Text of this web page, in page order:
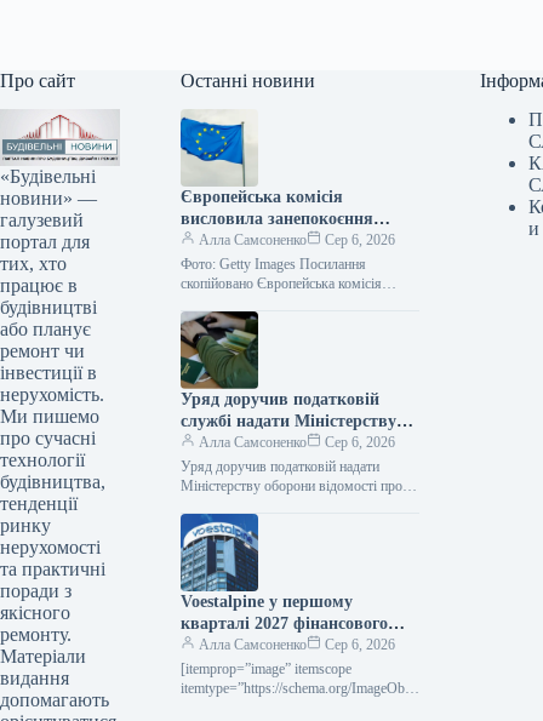
Про сайт
«Будівельні
новини» —
галузевий
портал для
тих, хто
працює в
будівництві
або планує
ремонт чи
інвестиції в
нерухомість.
Ми пишемо
про сучасні
технології
будівництва,
тенденції
ринку
нерухомості
та практичні
поради з
якісного
ремонту.
Матеріали
видання
допомагають
Останні новини
Європейська комісія
висловила занепокоєння
Румунії щодо її планів
відтермінувати закриття
вугільних електростанцій.
Алла Самсоненко
Сер 6, 2026
Фото: Getty Images Посилання
скопійовано Європейська комісія
відхилення від запланованого графіку
виведення з експлуатації
електростанцій, що…
Уряд доручив податковій
службі надати Міністерству
оборони інформацію про
чоловіків віком від 18 до 60
років.
Алла Самсоненко
Сер 6, 2026
Уряд доручив податковій надати
Міністерству оборони відомості про
Посилання скопійовано Кабінет
міністрів України дав доручення…
Voestalpine у першому
кварталі 2027 фінансового
року підвищила виручку на
2,4% порівняно з попереднім
роком.
Алла Самсоненко
Сер 6, 2026
[itemprop=”image” itemscope
itemtype=”https://schema.org/ImageObje
и